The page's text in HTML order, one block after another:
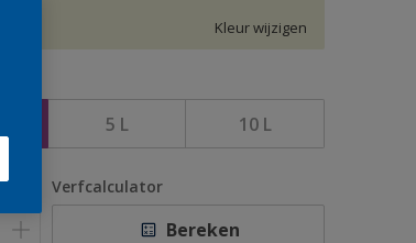
Kleur wijzigen
5 L 10 L
Verfcalculator
Bereken